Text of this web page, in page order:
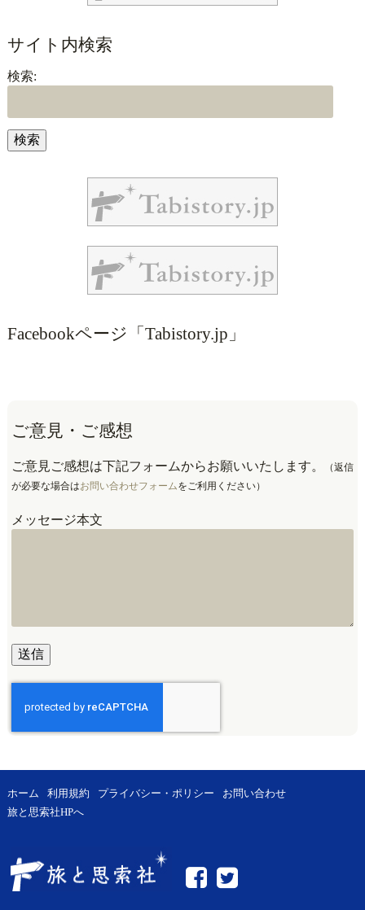
サイト内検索
検索:
Facebookページ「Tabistory.jp」
ご意見・ご感想
ご意見ご感想は下記フォームからお願いいたします。
（返信
が必要な場合はお問い合わせフォームをご利用ください）
メッセージ本文
ホーム 利用規約 プライバシー・ポリシー
お問い合わせ
旅と思索社HPへ